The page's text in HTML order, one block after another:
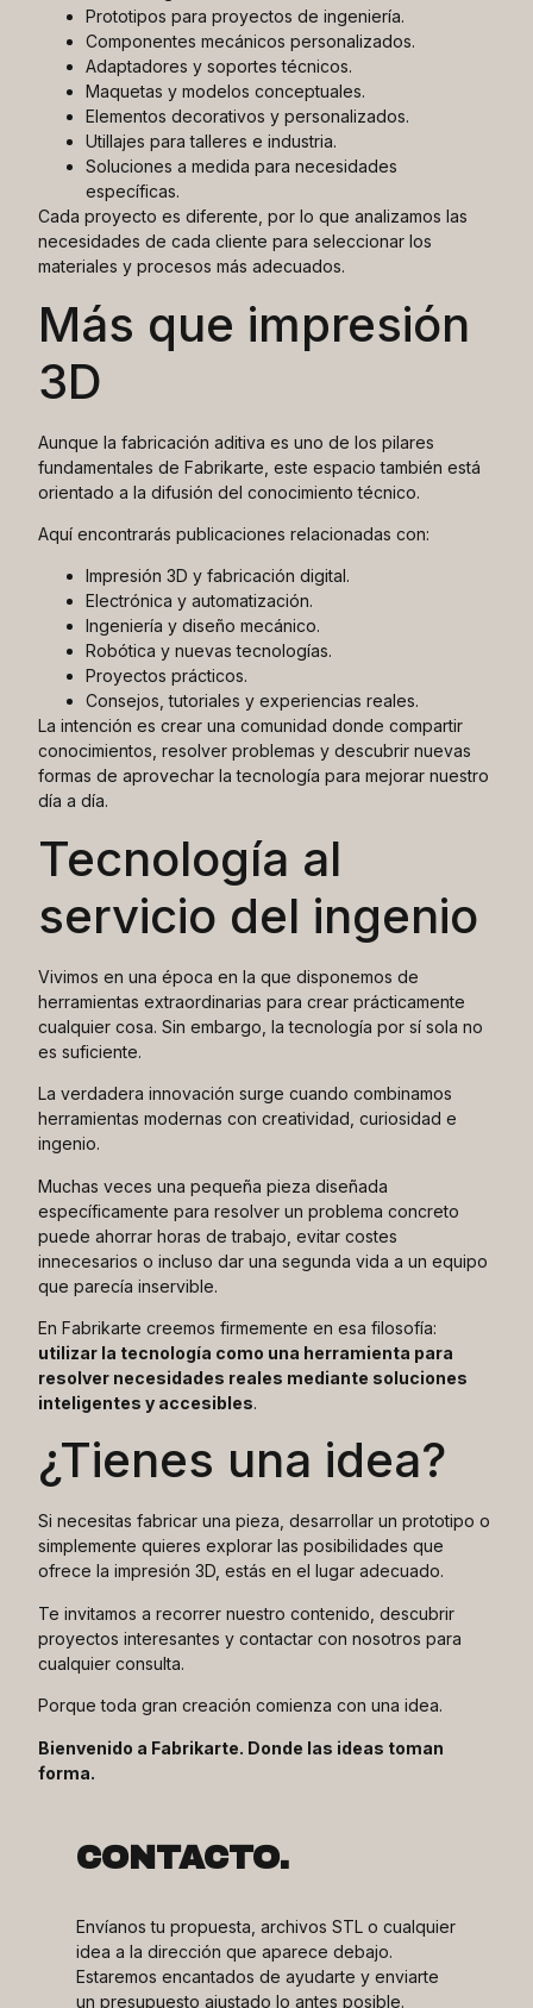
Prototipos para proyectos de ingeniería.
Componentes mecánicos personalizados.
Adaptadores y soportes técnicos.
Maquetas y modelos conceptuales.
Elementos decorativos y personalizados.
Utillajes para talleres e industria.
Soluciones a medida para necesidades
específicas.
Cada proyecto es diferente, por lo que analizamos las
necesidades de cada cliente para seleccionar los
materiales y procesos más adecuados.
Más que impresión
3D
Aunque la fabricación aditiva es uno de los pilares
fundamentales de Fabrikarte, este espacio también está
orientado a la difusión del conocimiento técnico.
Aquí encontrarás publicaciones relacionadas con:
Impresión 3D y fabricación digital.
Electrónica y automatización.
Ingeniería y diseño mecánico.
Robótica y nuevas tecnologías.
Proyectos prácticos.
Consejos, tutoriales y experiencias reales.
La intención es crear una comunidad donde compartir
conocimientos, resolver problemas y descubrir nuevas
formas de aprovechar la tecnología para mejorar nuestro
día a día.
Tecnología al
servicio del ingenio
Vivimos en una época en la que disponemos de
herramientas extraordinarias para crear prácticamente
cualquier cosa. Sin embargo, la tecnología por sí sola no
es suficiente.
La verdadera innovación surge cuando combinamos
herramientas modernas con creatividad, curiosidad e
ingenio.
Muchas veces una pequeña pieza diseñada
específicamente para resolver un problema concreto
puede ahorrar horas de trabajo, evitar costes
innecesarios o incluso dar una segunda vida a un equipo
que parecía inservible.
En Fabrikarte creemos firmemente en esa filosofía:
utilizar la tecnología como una herramienta para
resolver necesidades reales mediante soluciones
inteligentes y accesibles.
¿Tienes una idea?
Si necesitas fabricar una pieza, desarrollar un prototipo o
simplemente quieres explorar las posibilidades que
ofrece la impresión 3D, estás en el lugar adecuado.
Te invitamos a recorrer nuestro contenido, descubrir
proyectos interesantes y contactar con nosotros para
cualquier consulta.
Porque toda gran creación comienza con una idea.
Bienvenido a Fabrikarte. Donde las ideas toman
forma.
CONTACTO.
Envíanos tu propuesta, archivos STL o cualquier
idea a la dirección que aparece debajo.
Estaremos encantados de ayudarte y enviarte
un presupuesto ajustado lo antes posible.